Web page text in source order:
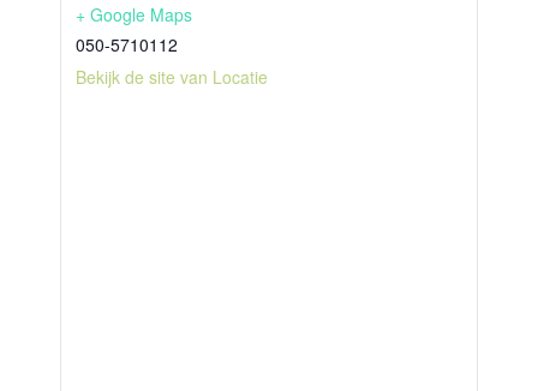
+ Google Maps
050-5710112
Bekijk de site van Locatie